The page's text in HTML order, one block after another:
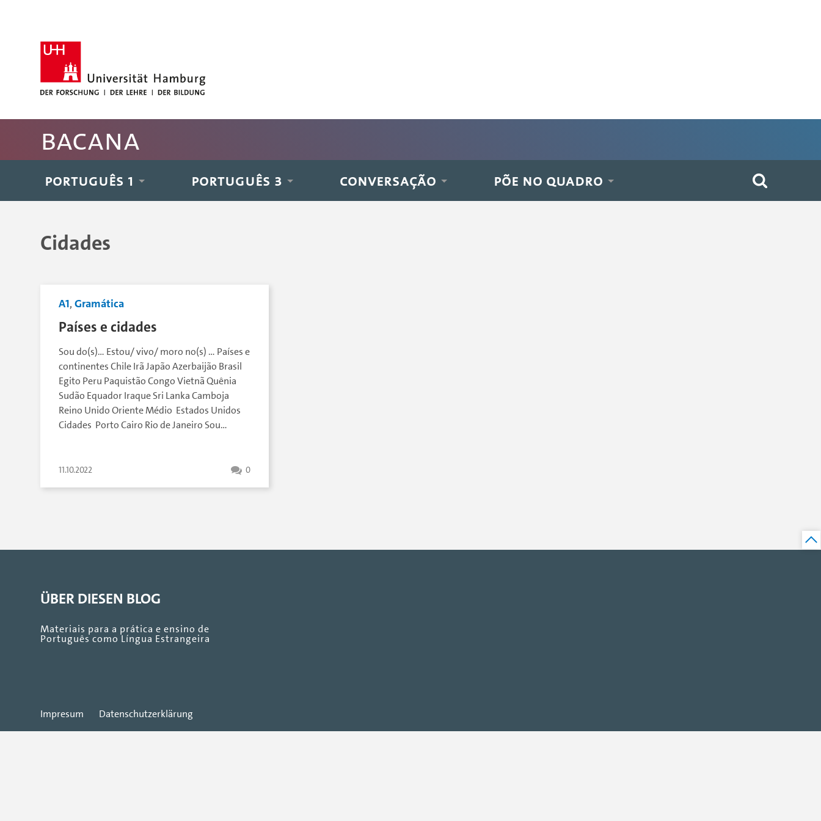
Fussbereich der Seite anspringen
BACANA
PORTUGUÊS 1 PORTUGUÊS 3 CONVERSAÇÃO PÕE NO QUADRO
Cidades
A1, Gramática
Países e cidades
Sou do(s)… Estou/ vivo/ moro no(s) … Países e
continentes Chile Irã Japão Azerbaijão Brasil
Egito Peru Paquistão Congo Vietnã Quênia
Sudão Equador Iraque Sri Lanka Camboja
Reino Unido Oriente Médio Estados Unidos
Cidades Porto Cairo Rio de Janeiro Sou…
11.10.2022 0
ÜBER DIESEN BLOG
Materiais para a prática e ensino de
Português como Língua Estrangeira
Impresum Datenschutzerklärung